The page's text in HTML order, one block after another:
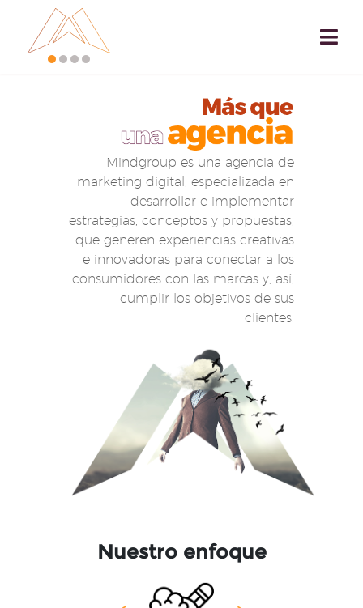
Mindgroup es una agencia de
marketing digital, especializada en
desarrollar e implementar
estrategias, conceptos y propuestas,
que generen experiencias creativas
e innovadoras para conectar a los
consumidores con las marcas y, así,
cumplir los objetivos de sus
clientes.
Nuestro enfoque